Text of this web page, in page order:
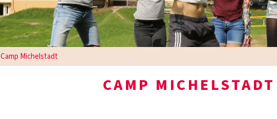
Camp Michelstadt
CAMP MICHELSTADT